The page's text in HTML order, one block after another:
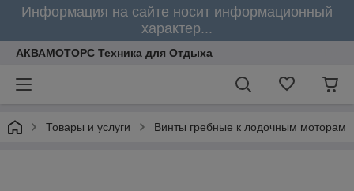
Информация на сайте носит информационный
характер...
АКВАМОТОРС Техника для Отдыха
Товары и услуги Винты гребные к лодочным моторам